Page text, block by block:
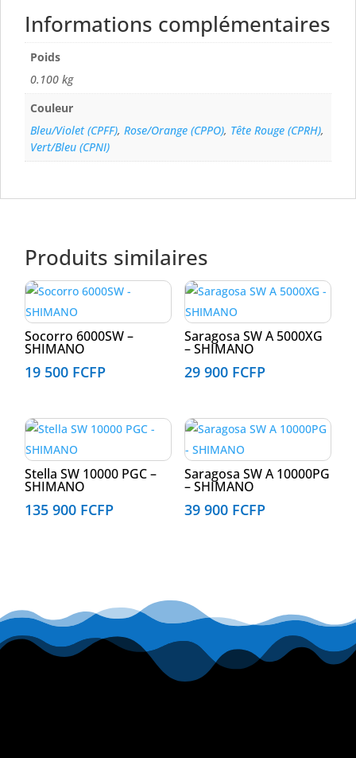
Informations complémentaires
Poids
0.100 kg
Couleur
Bleu/Violet (CPFF), Rose/Orange (CPPO), Tête Rouge (CPRH),
Vert/Bleu (CPNI)
Produits similaires
Socorro 6000SW –
SHIMANO
19 500 FCFP
Saragosa SW A 5000XG
– SHIMANO
29 900 FCFP
Stella SW 10000 PGC –
SHIMANO
135 900 FCFP
Saragosa SW A 10000PG
– SHIMANO
39 900 FCFP